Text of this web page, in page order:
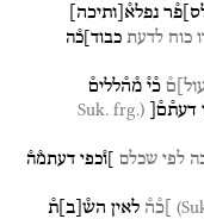
נפלא֯ ותיכה
כוח לדעת כבוד]כ֯ה
ם֯ כ֯י֯ מ֯ה֯ללים֯
דעת֯ם֯[
(Suk. frg.
לפי שכלם ]ו֯כפי דעתמ֯ה֯
]כ֯ה֯ לאין הש֯ ב ת֯